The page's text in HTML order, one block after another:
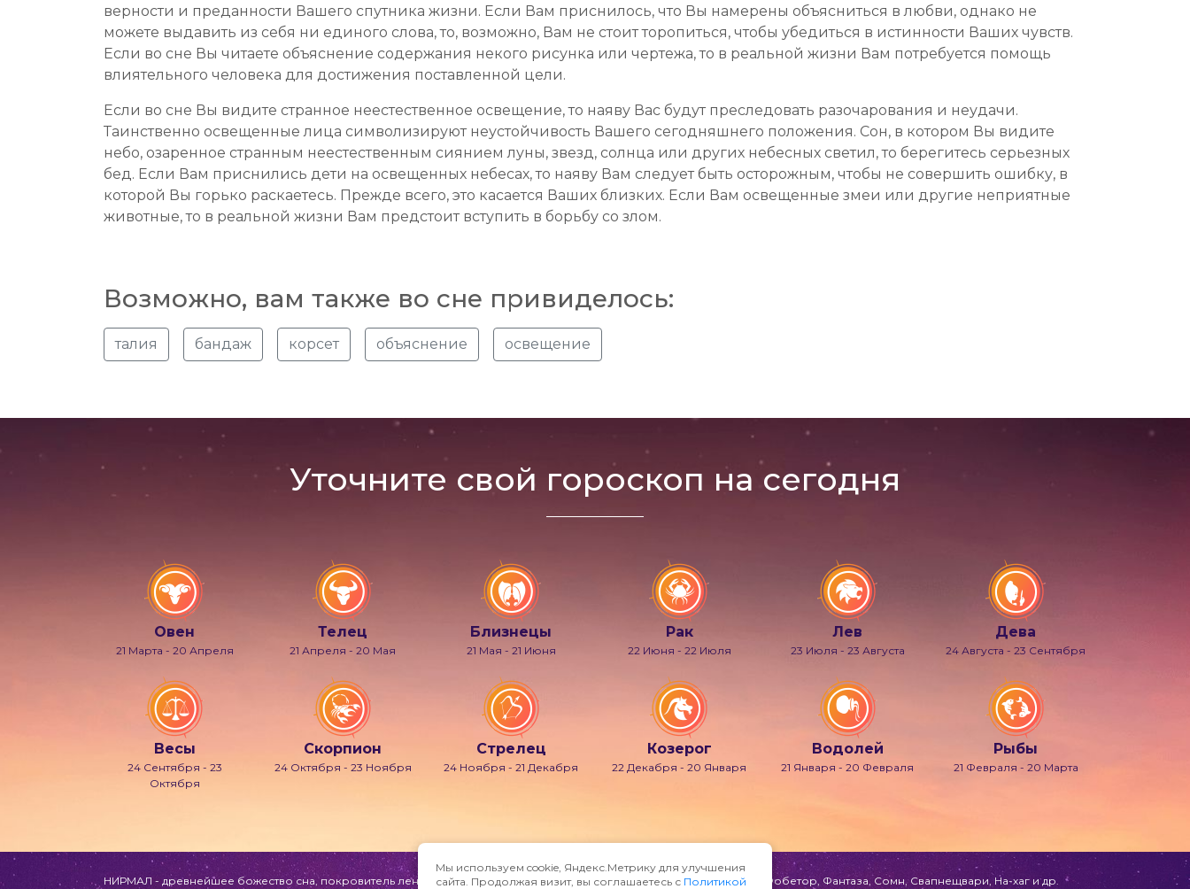
верности и преданности Вашего спутника жизни. Если Вам приснилось, что Вы намерены объясниться в любви, однако не
можете выдавить из себя ни единого слова, то, возможно, Вам не стоит торопиться, чтобы убедиться в истинности Ваших чувств.
Если во сне Вы читаете объяснение содержания некого рисунка или чертежа, то в реальной жизни Вам потребуется помощь
влиятельного человека для достижения поставленной цели.
Если во сне Вы видите странное неестественное освещение, то наяву Вас будут преследовать разочарования и неудачи.
Таинственно освещенные лица символизируют неустойчивость Вашего сегодняшнего положения. Сон, в котором Вы видите
небо, озаренное странным неестественным сиянием луны, звезд, солнца или других небесных светил, то берегитесь серьезных
бед. Если Вам приснились дети на освещенных небесах, то наяву Вам следует быть осторожным, чтобы не совершить ошибку, в
которой Вы горько раскаетесь. Прежде всего, это касается Ваших близких. Если Вам освещенные змеи или другие неприятные
животные, то в реальной жизни Вам предстоит вступить в борьбу со злом.
Возможно, вам также во сне привиделось:
талия бандаж корсет объяснение освещение
Уточните свой гороскоп на сегодня
Овен
21 Марта - 20 Апреля
Телец
21 Апреля - 20 Мая
Близнецы
21 Мая - 21 Июня
Рак
22 Июня - 22 Июля
Лев
23 Июля - 23 Августа
Дева
24 Августа - 23 Сентября
Весы
24 Сентября - 23
Октября
Скорпион
24 Октября - 23 Ноября
Стрелец
24 Ноября - 21 Декабря
Козерог
22 Декабря - 20 Января
Водолей
21 Января - 20 Февраля
Рыбы
21 Февраля - 20 Марта
НИРМАЛ - древнейшее божество сна, покровитель лени и мечтаний, также известно под именами Гипнос, Морфей, Фобетор, Фантаза, Сомн, Свапнещвари, На-хаг и др.
Мы используем cookie, Яндекс.Метрику для улучшения
сайта. Продолжая визит, вы соглашаетесь с Политикой